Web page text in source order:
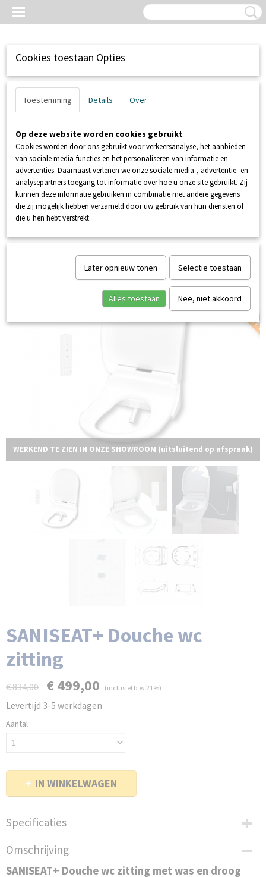
Inloggen Registreren
UW WINKELWAGEN
WERKEND TE ZIEN IN ONZE SHOWROOM (uitsluitend op afspraak)
KOM HEM
SANISEAT+ Douche wc
zitting
€ 834,00 € 499,00 (inclusief btw 21%)
Levertijd 3-5 werkdagen
Aantal
IN WINKELWAGEN
Specificaties
Productcode leverancier
SANISEAT002
Netto gewicht
Omschrijving
SANISEAT+ Douche wc zitting met was en droog
Cookies toestaan Opties
Toestemming Details Over
Op deze website worden cookies gebruikt
Cookies worden door ons gebruikt voor verkeersanalyse, het aanbieden
van sociale media-functies en het personaliseren van informatie en
advertenties. Daarnaast verlenen we onze sociale media-, advertentie- en
analysepartners toegang tot informatie over hoe u onze site gebruikt. Zij
kunnen deze informatie gebruiken in combinatie met andere gegevens
die zij mogelijk hebben verzameld door uw gebruik van hun diensten of
die u hen hebt verstrekt.
Later opnieuw tonen Selectie toestaan
Alles toestaan Nee, niet akkoord